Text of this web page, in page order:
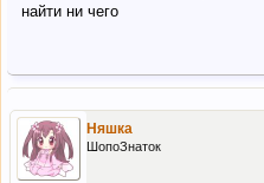
найти ни чего
Няшка
ШопоЗнаток